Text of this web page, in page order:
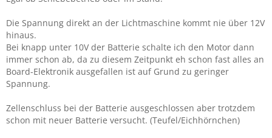
Die Spannung direkt an der Lichtmaschine kommt nie über 12V
hinaus.
Bei knapp unter 10V der Batterie schalte ich den Motor dann
immer schon ab, da zu diesem Zeitpunkt eh schon fast alles an
Board-Elektronik ausgefallen ist auf Grund zu geringer
Spannung.
Zellenschluss bei der Batterie ausgeschlossen aber trotzdem
schon mit neuer Batterie versucht. (Teufel/Eichhörnchen)